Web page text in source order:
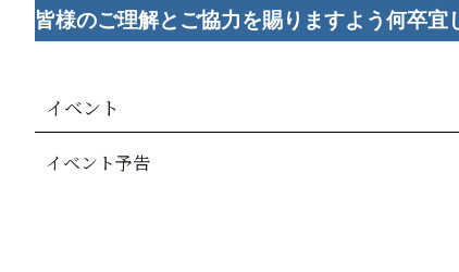
皆様のご理解とご協力を賜りますよう何卒宜
イベント
イベント予告